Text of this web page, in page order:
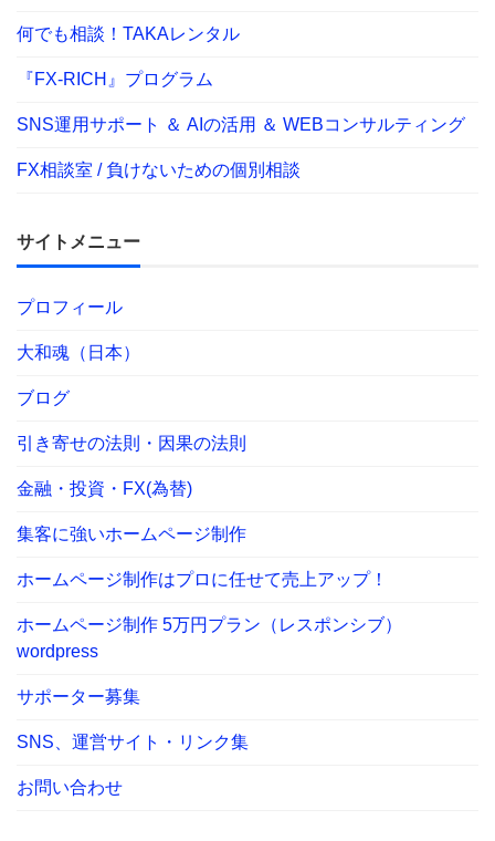
何でも相談！TAKAレンタル
『FX-RICH』プログラム
SNS運用サポート ＆ AIの活用 ＆ WEBコンサルティング
FX相談室 / 負けないための個別相談
サイトメニュー
プロフィール
大和魂（日本）
ブログ
引き寄せの法則・因果の法則
金融・投資・FX(為替)
集客に強いホームページ制作
ホームページ制作はプロに任せて売上アップ！
ホームページ制作 5万円プラン（レスポンシブ）
wordpress
サポーター募集
SNS、運営サイト・リンク集
お問い合わせ